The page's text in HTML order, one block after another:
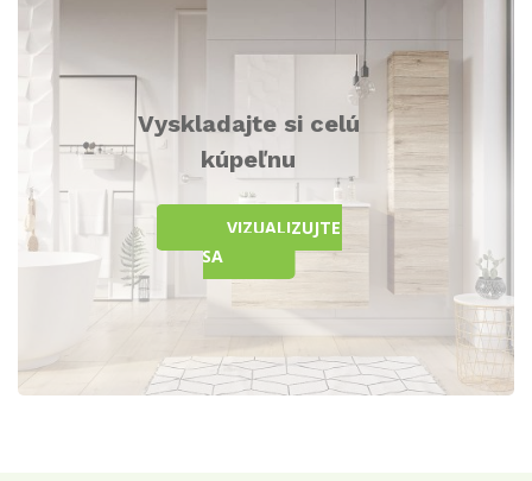
Vyskladajte si celú
kúpeľnu
VIZUALIZUJTE
SA